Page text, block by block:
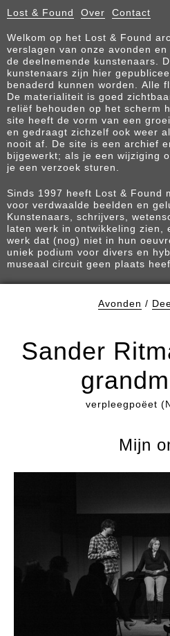
Lost & Found Over Contact
Welkom op het Lost & Found
verslagen van onze avonden
de deelnemende kunstenaars.
kunstenaars zijn hier
benaderd kunnen worden. Alle
De materialiteit is goed
reliëf behouden op het scherm
site heeft de vorm van een
en gedraagt zichzelf ook weer
nooit af. De site is een archief
bijgewerkt; als je een wijziging
je een verzoek sturen.
Sinds 1997 heeft Lost & Found
voor verdwaalde beelden en
Kunstenaars, schrijvers,
laten werk in ontwikkeling zien,
werk dat (nog) niet in hun
uniek podium voor divers en
museaal circuit geen plaats
Avonden /
Sander
verpleegpoëet
Mijn